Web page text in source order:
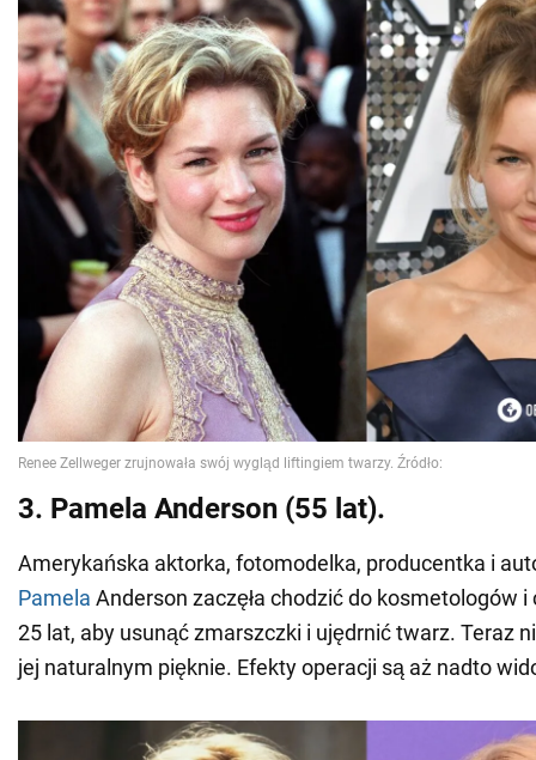
3. Pamela Anderson (55 lat).
Amerykańska aktorka, fotomodelka, producentka i
Pamela Anderson zaczęła chodzić do kosmetologów
25 lat, aby usunąć zmarszczki i ujędrnić twarz. Teraz
jej naturalnym pięknie. Efekty operacji są aż nadto